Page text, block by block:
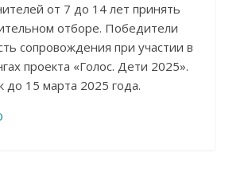
от 7 до 14 лет принять
отборе. Победители
сопровождения при участии в
проекта «Голос. Дети 2025».
до 15 марта 2025 года.